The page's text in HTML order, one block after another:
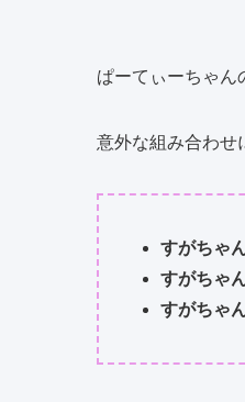
ぱーてぃーちゃん
意外な組み合わせ
すがちゃ
すがちゃ
すがちゃ